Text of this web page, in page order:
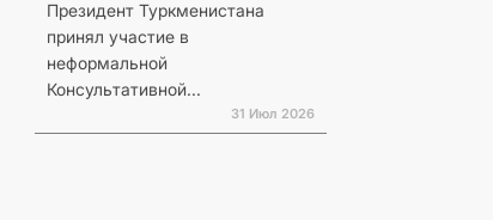
Президент Туркменистана
принял участие в
неформальной
Консультативной...
31 Июл 2026